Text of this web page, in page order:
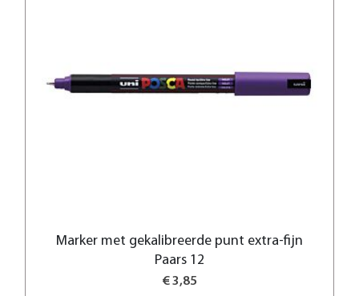
Marker met gekalibreerde punt extra-fijn
Paars 12
€ 3,85